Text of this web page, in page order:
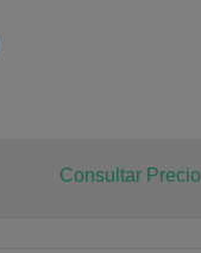
Consultar Precio